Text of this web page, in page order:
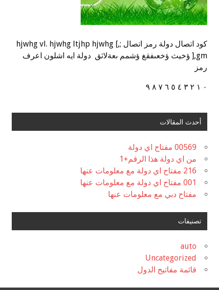
كود اتصال دولة رمز اتصال ;,] hjwhg vl. hjwhg ltjhp hjwhg
],gm ؤخيث ؤخعىفقغ ؤشمم ىعةلاثق دولة ايه اشلون اعرف
رمز
٠ ١ ٢ ٣ ٤ ٥ ٦ ٧ ٨ ٩
أحدث المقالات
00569 مفتاح اي دولة
من اي دولة هذا الرقم+1
216 مفتاح اي دولة مع معلومات عنها
001 مفتاح اي دولة مع معلومات عنها
مفتاح دبي مع معلومات عنها
تصنيفات
auto
Uncategorized
قائمة مفاتيح الدول